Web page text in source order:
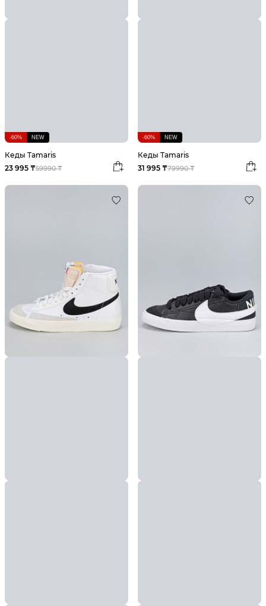
-60% NEW
Кеды Tamaris
59990 ₸
23 995 ₸
-60% NEW
Кеды Tamaris
79990 ₸
31 995 ₸